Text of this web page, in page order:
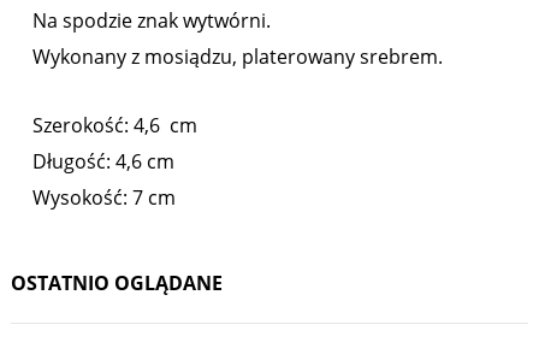
Na spodzie znak wytwórni.
Wykonany z mosiądzu, platerowany srebrem.
Szerokość: 4,6 cm
Długość: 4,6 cm
Wysokość: 7 cm
OSTATNIO OGLĄDANE